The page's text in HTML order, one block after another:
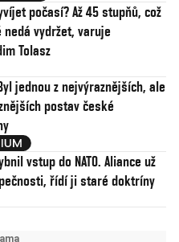
počasí? Až 45 stupňů, což
nedá vydržet, varuje
Tolasz
jednou z nejvýraznějších, ale
postav české
vstup do NATO. Aliance už
řídí ji staré doktríny